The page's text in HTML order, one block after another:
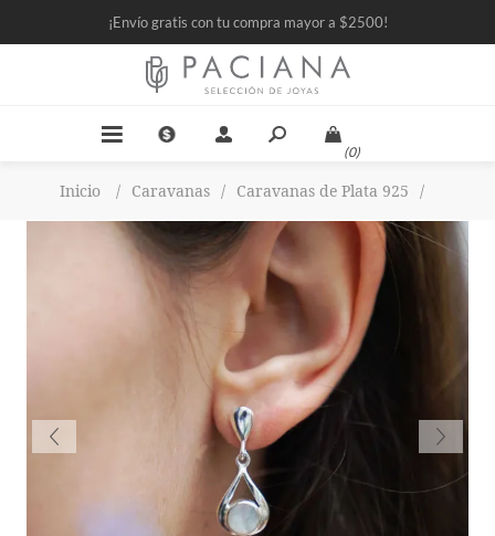
¡Envío gratis con tu compra mayor a $2500!
(0)
Inicio / Caravanas / Caravanas de Plata 925 /